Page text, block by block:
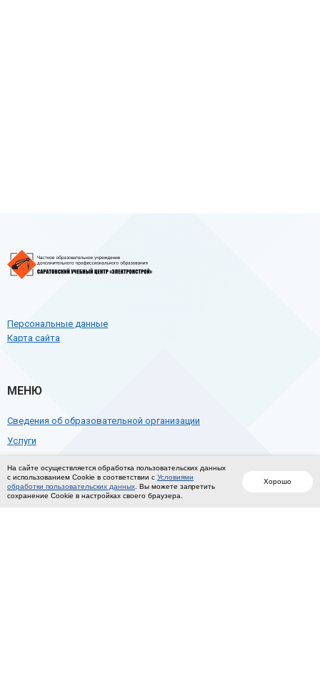
Персональные данные
Карта сайта
МЕНЮ
Сведения об образовательной организации
Услуги
Контакты
Хорошо
На сайте осуществляется обработка пользовательских данных
с использованием Cookie в соответствии с Условиями
обработки пользовательских данных . Вы можете запретить
сохранение Cookie в настройках своего браузера.